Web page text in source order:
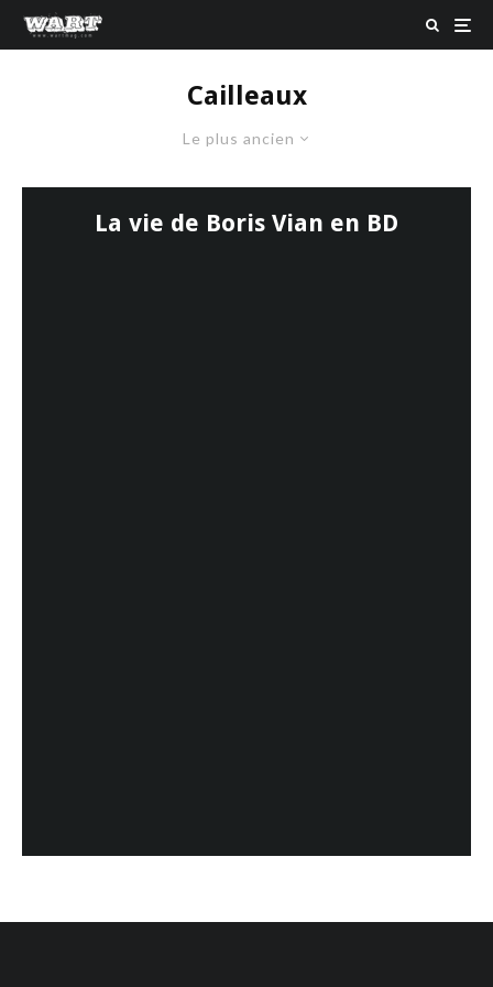
Cailleaux
Le plus ancien
La vie de Boris Vian en BD